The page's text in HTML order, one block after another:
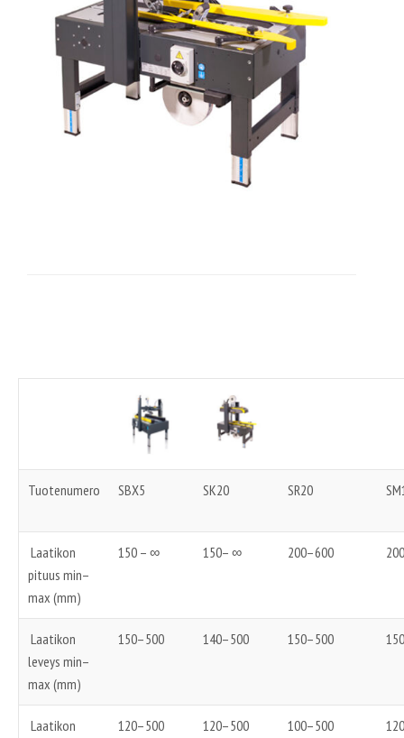
Tuotenumero SBX5 SK20 SR20
Laatikon
pituus min–
max (mm)
150 – ∞ 150– ∞ 200–600
Laatikon
leveys min–
max (mm)
150–500 140–500 150–500
Laatikon
120–500 120–500 100–500